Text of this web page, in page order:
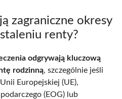
zagraniczne okresy
renty?
odgrywają kluczową
rodzinną, szczególnie jeśli
Europejskiej (UE),
(EOG) lub